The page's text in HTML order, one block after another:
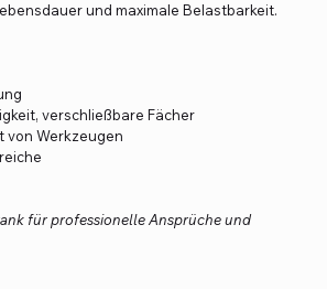
und maximale Belastbarkeit.
verschließbare Fächer
von Werkzeugen
für professionelle Ansprüche und